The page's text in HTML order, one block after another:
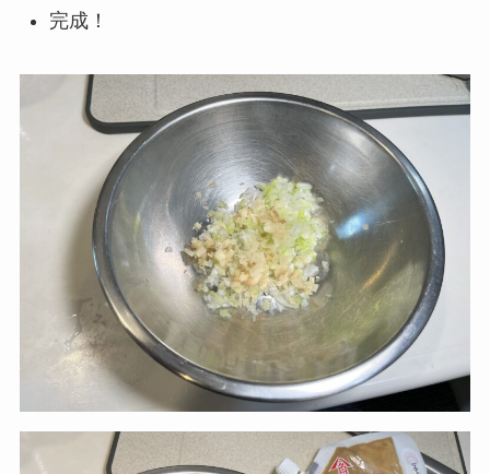
完成！